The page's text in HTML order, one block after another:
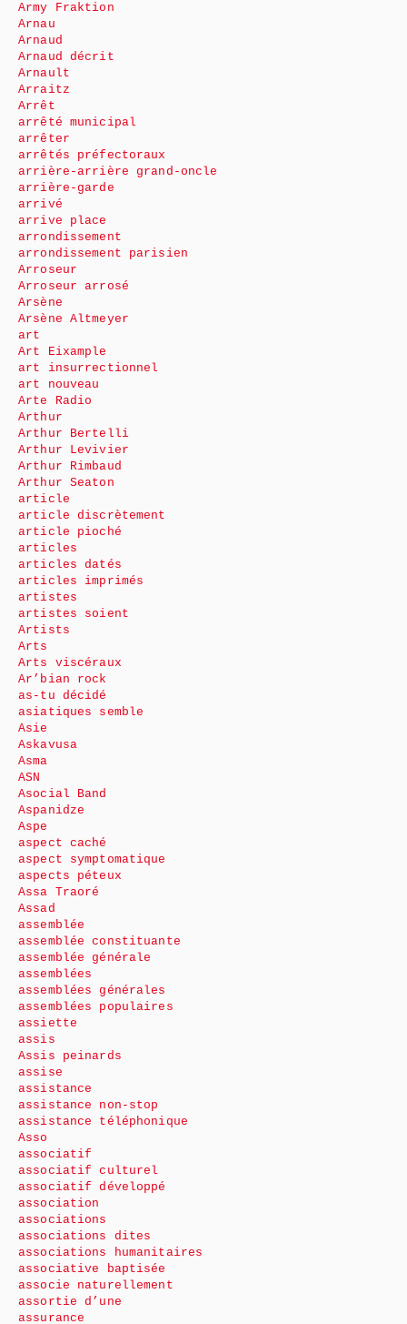
Army Fraktion
Arnau
Arnaud
Arnaud décrit
Arnault
Arraitz
Arrêt
arrêté municipal
arrêter
arrêtés préfectoraux
arrière-arrière grand-oncle
arrière-garde
arrivé
arrive place
arrondissement
arrondissement parisien
Arroseur
Arroseur arrosé
Arsène
Arsène Altmeyer
art
Art Eixample
art insurrectionnel
art nouveau
Arte Radio
Arthur
Arthur Bertelli
Arthur Levivier
Arthur Rimbaud
Arthur Seaton
article
article discrètement
article pioché
articles
articles datés
articles imprimés
artistes
artistes soient
Artists
Arts
Arts viscéraux
Ar’bian rock
as-tu décidé
asiatiques semble
Asie
Askavusa
Asma
ASN
Asocial Band
Aspanidze
Aspe
aspect caché
aspect symptomatique
aspects péteux
Assa Traoré
Assad
assemblée
assemblée constituante
assemblée générale
assemblées
assemblées générales
assemblées populaires
assiette
assis
Assis peinards
assise
assistance
assistance non-stop
assistance téléphonique
Asso
associatif
associatif culturel
associatif développé
association
associations
associations dites
associations humanitaires
associative baptisée
associe naturellement
assortie d’une
assurance